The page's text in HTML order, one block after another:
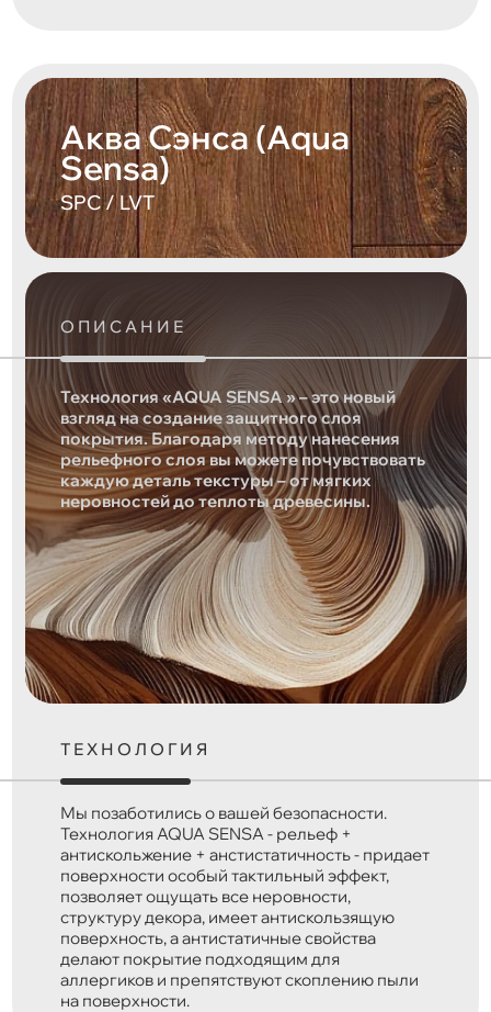
Аква Сэнса (Aqua
Sensa)
SPC / LVT
ОПИСАНИЕ
Технология «AQUA SENSA » – это новый
взгляд на создание защитного слоя
покрытия. Благодаря методу нанесения
рельефного слоя вы можете почувствовать
каждую деталь текстуры – от мягких
неровностей до теплоты древесины.
ТЕХНОЛОГИЯ
Мы позаботились о вашей безопасности.
Технология AQUA SENSA - рельеф +
антискольжение + анстистатичность - придает
поверхности особый тактильный эффект,
позволяет ощущать все неровности,
структуру декора, имеет антискользящую
поверхность, а антистатичные свойства
делают покрытие подходящим для
аллергиков и препятствуют скоплению пыли
на поверхности.